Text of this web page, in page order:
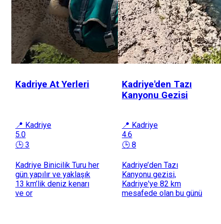
Kadriye At Yerleri
📍 Kadriye
5.0
🕒 3
Kadriye Binicilik Turu her
gün yapılır ve yaklaşık
13 km’lik deniz kenarı
ve or
Kadriye'den Tazı
Kanyonu Gezisi
📍 Kadriye
4.6
🕒 8
Kadriye’den Tazı
Kanyonu gezisi,
Kadriye'ye 82 km
mesafede olan bu günü